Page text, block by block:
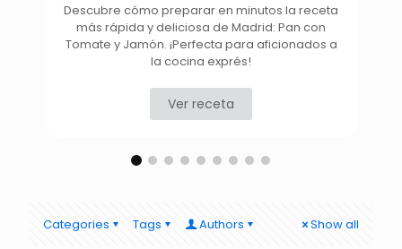
Descubre cómo preparar en minutos la receta
más rápida y deliciosa de Madrid: Pan con
Tomate y Jamón. ¡Perfecta para aficionados a
la cocina exprés!
Ver receta
Categories Tags Authors Show all